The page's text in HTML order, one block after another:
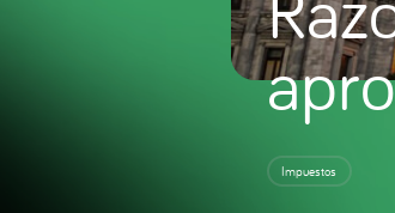
Impuestos